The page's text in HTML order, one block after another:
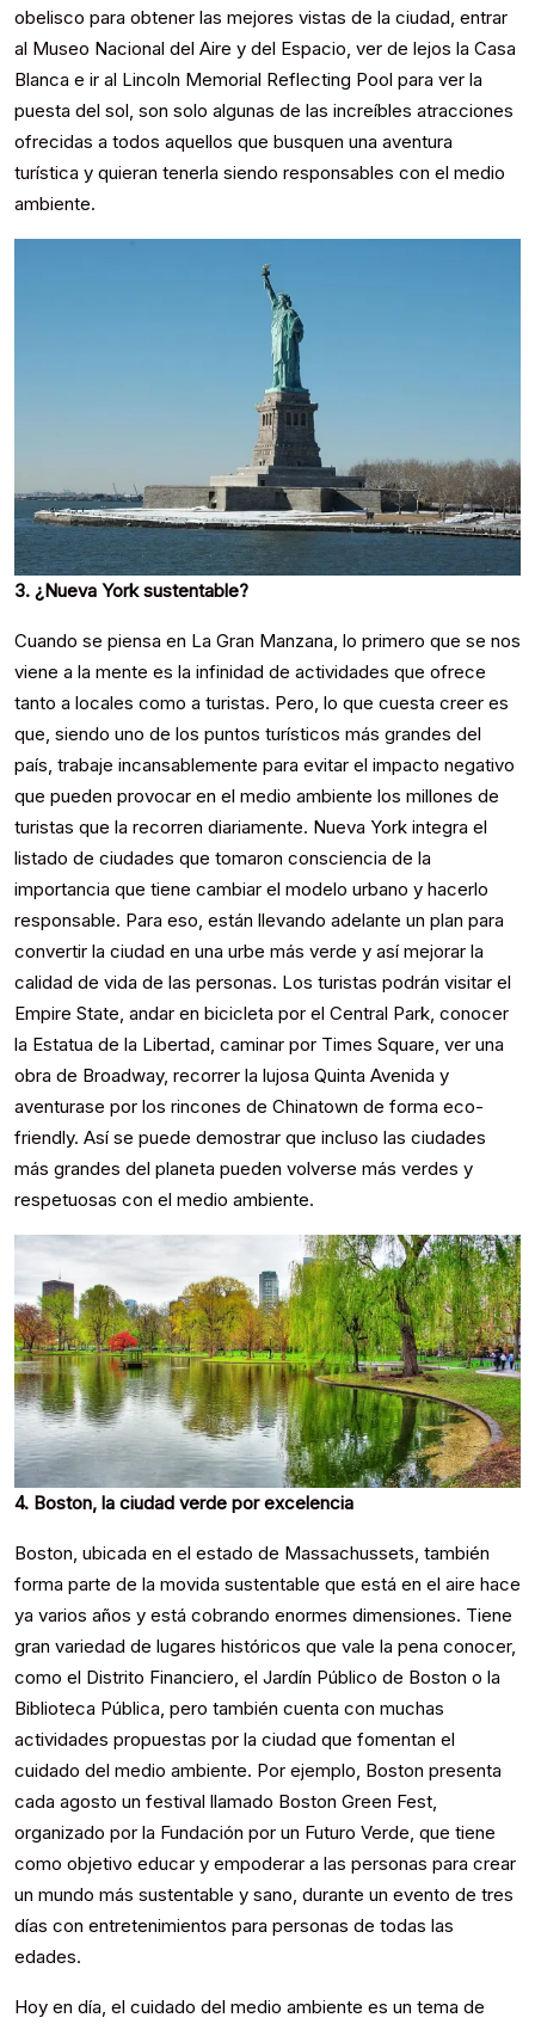
obelisco para obtener las mejores vistas de la ciudad, entrar
al Museo Nacional del Aire y del Espacio, ver de lejos la Casa
Blanca e ir al Lincoln Memorial Reflecting Pool para ver la
puesta del sol, son solo algunas de las increíbles atracciones
ofrecidas a todos aquellos que busquen una aventura
turística y quieran tenerla siendo responsables con el medio
ambiente.
3. ¿Nueva York sustentable?
Cuando se piensa en La Gran Manzana, lo primero que se nos
viene a la mente es la infinidad de actividades que ofrece
tanto a locales como a turistas. Pero, lo que cuesta creer es
que, siendo uno de los puntos turísticos más grandes del
país, trabaje incansablemente para evitar el impacto negativo
que pueden provocar en el medio ambiente los millones de
turistas que la recorren diariamente. Nueva York integra el
listado de ciudades que tomaron consciencia de la
importancia que tiene cambiar el modelo urbano y hacerlo
responsable. Para eso, están llevando adelante un plan para
convertir la ciudad en una urbe más verde y así mejorar la
calidad de vida de las personas. Los turistas podrán visitar el
Empire State, andar en bicicleta por el Central Park, conocer
la Estatua de la Libertad, caminar por Times Square, ver una
obra de Broadway, recorrer la lujosa Quinta Avenida y
aventurase por los rincones de Chinatown de forma eco-
friendly. Así se puede demostrar que incluso las ciudades
más grandes del planeta pueden volverse más verdes y
respetuosas con el medio ambiente.
4. Boston, la ciudad verde por excelencia
Boston, ubicada en el estado de Massachussets, también
forma parte de la movida sustentable que está en el aire hace
ya varios años y está cobrando enormes dimensiones. Tiene
gran variedad de lugares históricos que vale la pena conocer,
como el Distrito Financiero, el Jardín Público de Boston o la
Biblioteca Pública, pero también cuenta con muchas
actividades propuestas por la ciudad que fomentan el
cuidado del medio ambiente. Por ejemplo, Boston presenta
cada agosto un festival llamado Boston Green Fest,
organizado por la Fundación por un Futuro Verde, que tiene
como objetivo educar y empoderar a las personas para crear
un mundo más sustentable y sano, durante un evento de tres
días con entretenimientos para personas de todas las
edades.
Hoy en día, el cuidado del medio ambiente es un tema de